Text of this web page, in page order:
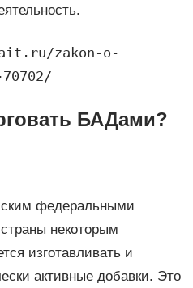
zakon-o-
БАДами?
федеральными
некоторым
изготавливать и
активные добавки. Это